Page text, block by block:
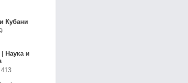
Кубани
| Наука и